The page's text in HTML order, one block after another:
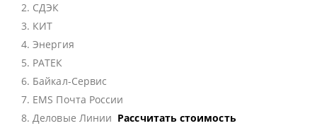
2. СДЭК
3. КИТ
4. Энергия
5. РАТЕК
6. Байкал-Сервис
7. EMS Почта России
8. Деловые Линии Рассчитать стоимость